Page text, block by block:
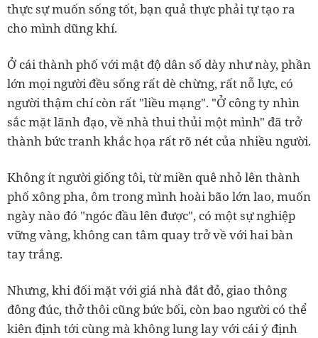
thực sự muốn sống tốt, bạn quả thực phải tự tạo ra
cho mình dũng khí.
Ở cái thành phố với mật độ dân số dày như này, phần
lớn mọi người đều sống rất dè chừng, rất nỗ lực, có
người thậm chí còn rất "liều mạng". "Ở công ty nhìn
sắc mặt lãnh đạo, về nhà thui thủi một mình" đã trở
thành bức tranh khắc họa rất rõ nét của nhiều người.
Không ít người giống tôi, từ miền quê nhỏ lên thành
phố xông pha, ôm trong mình hoài bão lớn lao, muốn
ngày nào đó "ngóc đầu lên được", có một sự nghiệp
vững vàng, không can tâm quay trở về với hai bàn
tay trắng.
Nhưng, khi đối mặt với giá nhà đắt đỏ, giao thông
đông đúc, thở thôi cũng bức bối, còn bao người có thể
kiên định tới cùng mà không lung lay với cái ý định